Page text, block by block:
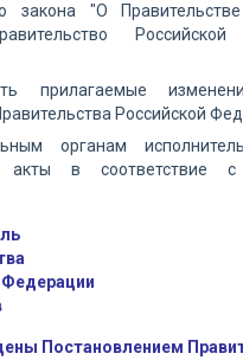
закона "О
прилагаемые
Российской
органам
акты в соответствие с
Федерации
Постановлением